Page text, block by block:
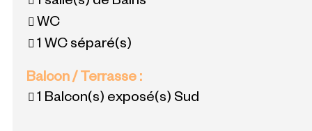
WC
1 WC séparé(s)
Balcon / Terrasse :
1 Balcon(s) exposé(s) Sud